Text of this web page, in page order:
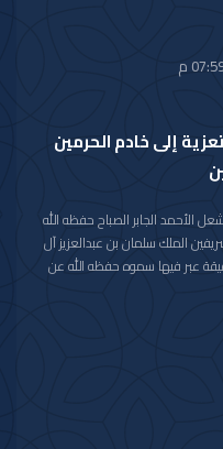
إلى خادم الحرمين
الأحمد الجابر الصباح حفظه الله
الملك سلمان بن عبدالعزيز آل
عبر فيها سموه حفظه الله عن